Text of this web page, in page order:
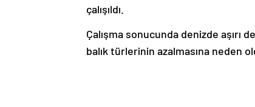
çalışıldı.
Çalışma sonucunda denizde aşırı
balık türlerinin azalmasına neden